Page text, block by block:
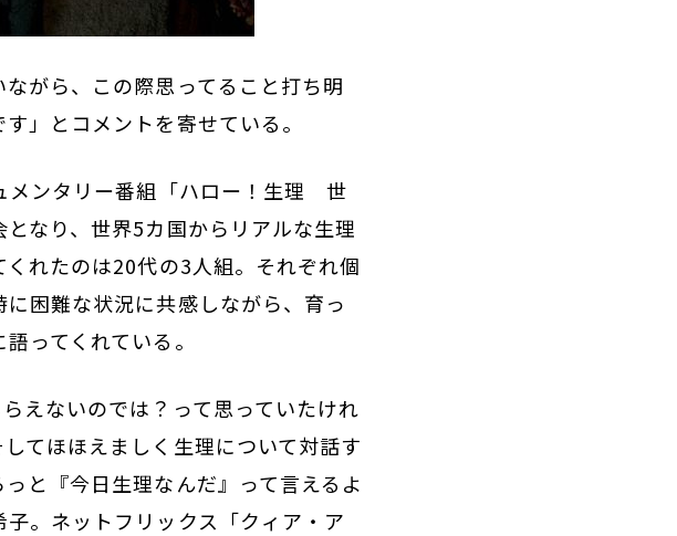
がら、この際思ってること打ち明
」とコメントを寄せている。
メンタリー番組「ハロー！生理 世
なり、世界5カ国からリアルな生理
れたのは20代の3人組。それぞれ個
困難な状況に共感しながら、育っ
ってくれている。
えないのでは？って思っていたけれ
てほほえましく生理について対話す
と『今日生理なんだ』って言えるよ
。ネットフリックス「クィア・ア